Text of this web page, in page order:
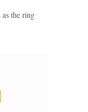
the ring